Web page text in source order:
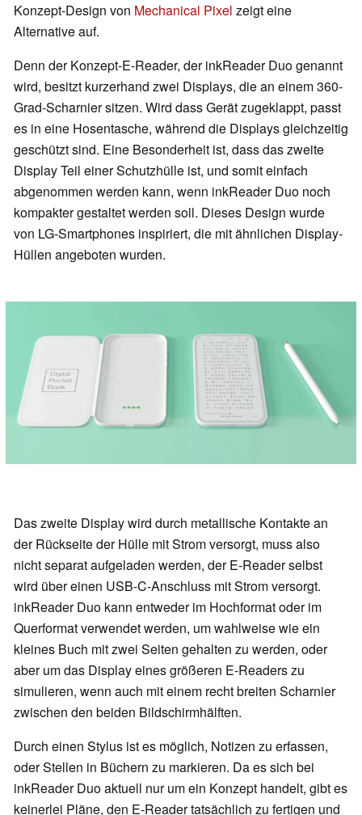
Konzept-Design von Mechanical Pixel zeigt eine
Alternative auf.
Denn der Konzept-E-Reader, der inkReader Duo genannt
wird, besitzt kurzerhand zwei Displays, die an einem 360-
Grad-Scharnier sitzen. Wird dass Gerät zugeklappt, passt
es in eine Hosentasche, während die Displays gleichzeitig
geschützt sind. Eine Besonderheit ist, dass das zweite
Display Teil einer Schutzhülle ist, und somit einfach
abgenommen werden kann, wenn inkReader Duo noch
kompakter gestaltet werden soll. Dieses Design wurde
von LG-Smartphones inspiriert, die mit ähnlichen Display-
Hüllen angeboten wurden.
Das zweite Display wird durch metallische Kontakte an
der Rückseite der Hülle mit Strom versorgt, muss also
nicht separat aufgeladen werden, der E-Reader selbst
wird über einen USB-C-Anschluss mit Strom versorgt.
inkReader Duo kann entweder im Hochformat oder im
Querformat verwendet werden, um wahlweise wie ein
kleines Buch mit zwei Seiten gehalten zu werden, oder
aber um das Display eines größeren E-Readers zu
simulieren, wenn auch mit einem recht breiten Scharnier
zwischen den beiden Bildschirmhälften.
Durch einen Stylus ist es möglich, Notizen zu erfassen,
oder Stellen in Büchern zu markieren. Da es sich bei
inkReader Duo aktuell nur um ein Konzept handelt, gibt es
keinerlei Pläne, den E-Reader tatsächlich zu fertigen und